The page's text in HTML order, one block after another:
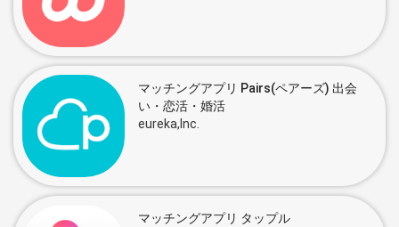
マッチングアプリ Pairs(ペアーズ) 出会
い・恋活・婚活
eureka,Inc.
マッチングアプリ タップル